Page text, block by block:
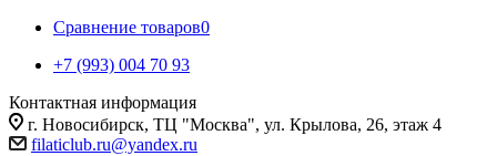
Сравнение товаров0
+7 (993) 004 70 93
Контактная информация
г. Новосибирск, ТЦ "Москва", ул. Крылова, 26, этаж 4
filaticlub.ru@yandex.ru